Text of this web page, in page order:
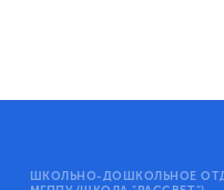
ШКОЛЬНО-ДОШКОЛЬНОЕ